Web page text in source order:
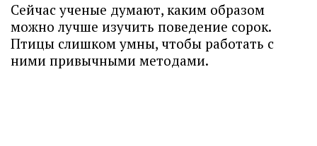
Сейчас ученые думают, каким образом
можно лучше изучить поведение сорок.
Птицы слишком умны, чтобы работать с
ними привычными методами.